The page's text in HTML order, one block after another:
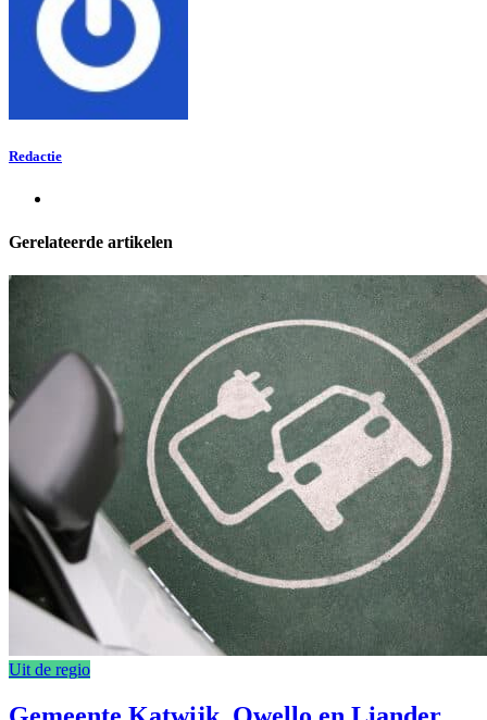
Redactie
Gerelateerde artikelen
Uit de regio